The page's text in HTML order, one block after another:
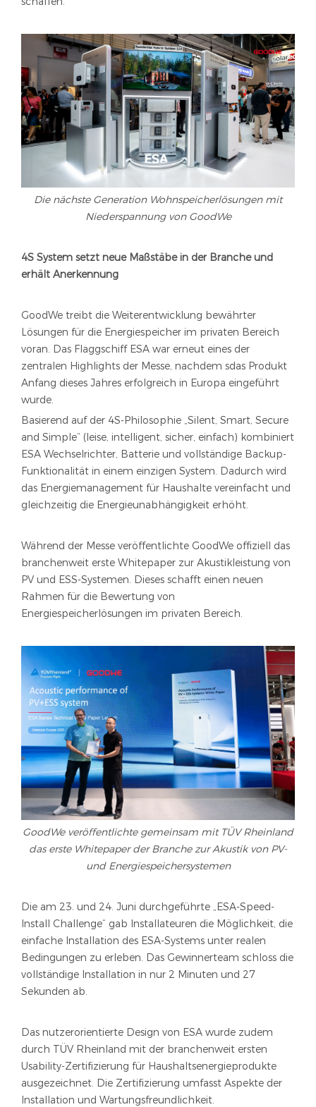
Die nächste Generation Wohnspeicherlösungen mit
Niederspannung von GoodWe
4S System setzt neue Maßstäbe in der Branche und
erhält Anerkennung
GoodWe treibt die Weiterentwicklung bewährter
Lösungen für die Energiespeicher im privaten Bereich
voran. Das Flaggschiff ESA war erneut eines der
zentralen Highlights der Messe, nachdem sdas Produkt
Anfang dieses Jahres erfolgreich in Europa eingeführt
wurde.
Basierend auf der 4S-Philosophie „Silent, Smart, Secure
and Simple“ (leise, intelligent, sicher, einfach) kombiniert
ESA Wechselrichter, Batterie und vollständige Backup-
Funktionalität in einem einzigen System. Dadurch wird
das Energiemanagement für Haushalte vereinfacht und
gleichzeitig die Energieunabhängigkeit erhöht.
Während der Messe veröffentlichte GoodWe offiziell das
branchenweit erste Whitepaper zur Akustikleistung von
PV und ESS-Systemen. Dieses schafft einen neuen
Rahmen für die Bewertung von
Energiespeicherlösungen im privaten Bereich.
GoodWe veröffentlichte gemeinsam mit TÜV Rheinland
das erste Whitepaper der Branche zur Akustik von PV-
und Energiespeichersystemen
Die am 23. und 24. Juni durchgeführte „ESA-Speed-
Install Challenge“ gab Installateuren die Möglichkeit, die
einfache Installation des ESA-Systems unter realen
Bedingungen zu erleben. Das Gewinnerteam schloss die
vollständige Installation in nur 2 Minuten und 27
Sekunden ab.
Das nutzerorientierte Design von ESA wurde zudem
durch TÜV Rheinland mit der branchenweit ersten
Usability-Zertifizierung für Haushaltsenergieprodukte
ausgezeichnet. Die Zertifizierung umfasst Aspekte der
Installation und Wartungsfreundlichkeit.